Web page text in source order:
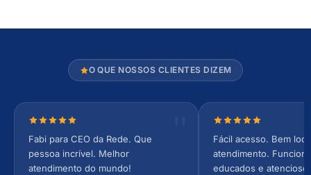
O QUE NOSSOS CLIENTES DIZEM
Nota 5 de 5 estrelas
Fabi para CEO da Rede. Que
pessoa incrível. Melhor
atendimento do mundo!
Nota 5 de 5
Fácil acesso. Bem
atendimento.
educados e